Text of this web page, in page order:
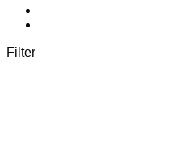
Filter